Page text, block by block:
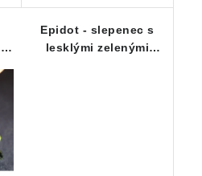
Epidot - slepenec s
lesklými zelenými